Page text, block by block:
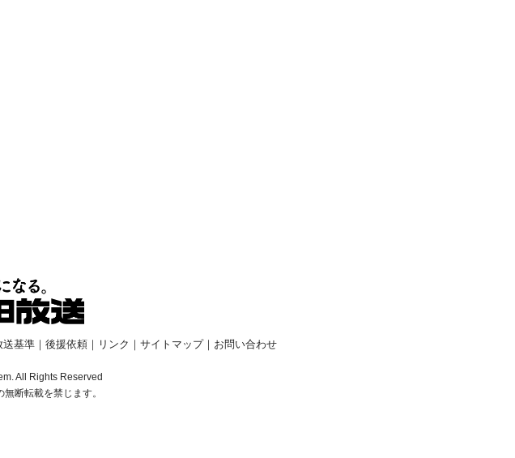
送基準｜ 後援依頼｜ リンク ｜ サイトマップ｜ お問い合わせ
All Rights Reserved
断転載を禁じます。